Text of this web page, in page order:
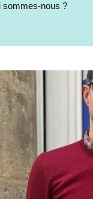
sommes-nous ?